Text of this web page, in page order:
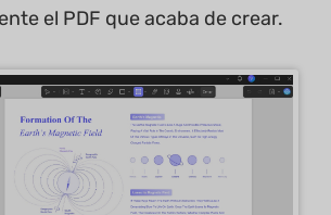
el PDF que acaba de crear.